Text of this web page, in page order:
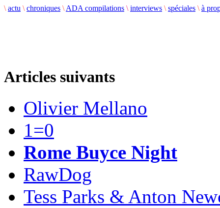
\ actu \ chroniques \ ADA compilations \ interviews \ spéciales \ à
Articles suivants
Olivier Mellano
1=0
Rome Buyce Night
RawDog
Tess Parks & Anton